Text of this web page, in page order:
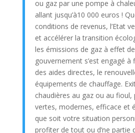
ou gaz par une pompe à
allant jusqu’à10 000 euros !
conditions de revenus, l’Etat
et accélérer la transition
les émissions de gaz à effet
gouvernement s’est engagé à
des aides directes, le
équipements de chauffage.
chaudières au gaz ou au fioul,
vertes, modernes, efficace et
que soit votre situation
profiter de tout ou d’ne partie